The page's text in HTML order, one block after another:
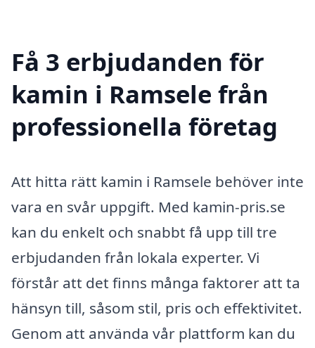
Få 3 erbjudanden för
kamin i Ramsele från
professionella företag
Att hitta rätt kamin i Ramsele behöver inte
vara en svår uppgift. Med kamin-pris.se
kan du enkelt och snabbt få upp till tre
erbjudanden från lokala experter. Vi
förstår att det finns många faktorer att ta
hänsyn till, såsom stil, pris och effektivitet.
Genom att använda vår plattform kan du